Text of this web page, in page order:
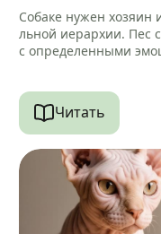
Собаке нужен хозяин
льной иерархии. Пес
с определенными
Читать